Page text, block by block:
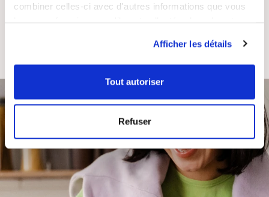
combiner celles-ci avec d'autres informations que vous
Afficher les détails
Tout autoriser
Refuser
FRANÇAISE